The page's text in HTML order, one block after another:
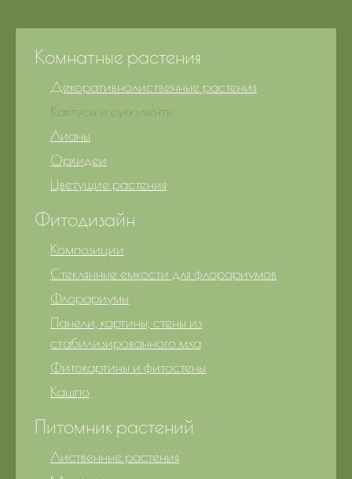
Комнатные растения
Декоративнолиственные растения
Кактусы и суккуленты
Лианы
Орхидеи
Цветущие растения
Фитодизайн
Композиции
Стеклянные емкости для флорариумов
Флорариумы
Панели, картины, стены из
стабилизированного мха
Фитокартины и фитостены
Кашпо
Питомник растений
Лиственные растения